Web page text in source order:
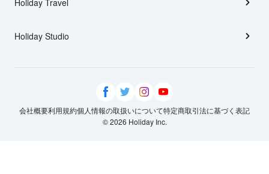
Holiday Travel
Holiday Studio
会社概要利用規約個人情報の取扱いについて特定商取引法に基づく表記
© 2026 Holiday Inc.